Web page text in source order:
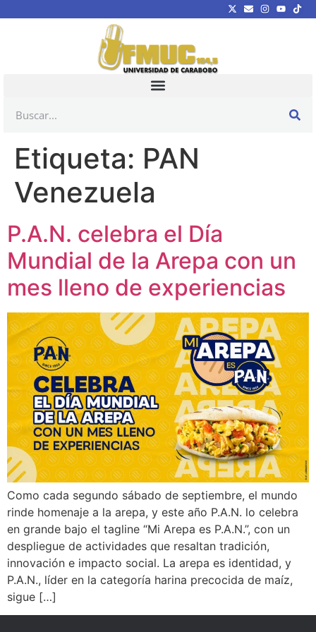
Etiqueta: PAN
Venezuela
P.A.N. celebra el Día
Mundial de la Arepa con un
mes lleno de experiencias
Como cada segundo sábado de septiembre, el mundo
rinde homenaje a la arepa, y este año P.A.N. lo celebra
en grande bajo el tagline “Mi Arepa es P.A.N.”, con un
despliegue de actividades que resaltan tradición,
innovación e impacto social. La arepa es identidad, y
P.A.N., líder en la categoría harina precocida de maíz,
sigue […]